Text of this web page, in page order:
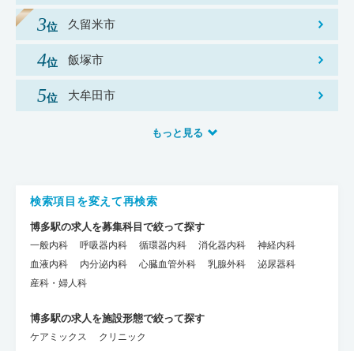
久留米市
飯塚市
大牟田市
もっと見る
検索項目を変えて再検索
博多駅の求人を募集科目で絞って探す
一般内科 呼吸器内科 循環器内科 消化器内科
神経内科
血液内科
内分泌内科 心臓血管外科 乳腺外科
泌尿器科
産科・婦人科
博多駅の求人を施設形態で絞って探す
ケアミックス クリニック